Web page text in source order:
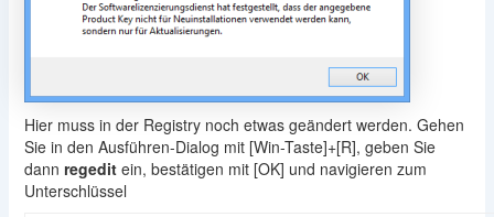
Hier muss in der Registry noch etwas geändert werden. Gehen
Sie in den Ausführen-Dialog mit [Win-Taste]+[R], geben Sie
dann regeditein, bestätigen mit [OK] und navigieren zum
Unterschlüssel